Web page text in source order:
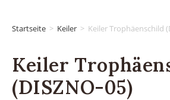
Startseite > Keiler > Keiler Trophäenschild
Keiler
(DISZNO-05)